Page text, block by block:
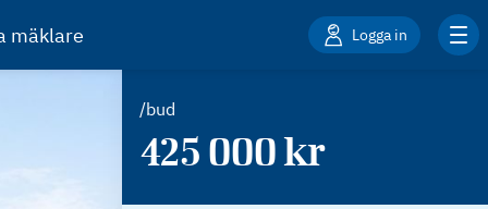
mäklare Logga in
/bud
425 000kr